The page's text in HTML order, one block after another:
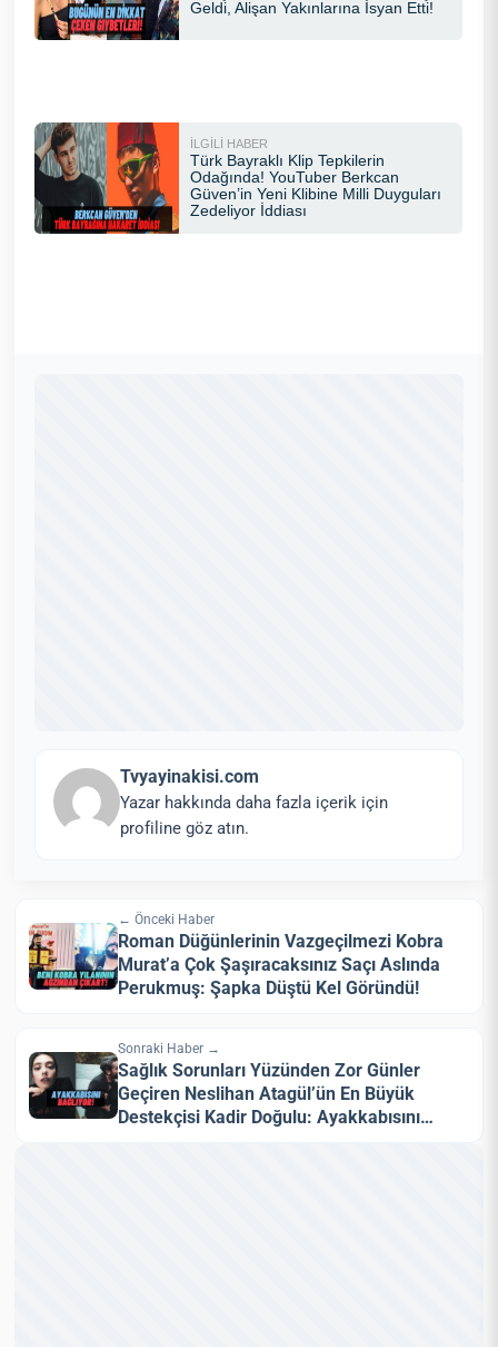
Tvyayinakisi.com
Yazar hakkında daha fazla içerik için
profiline göz atın.
← Önceki Haber
Roman Düğünlerinin Vazgeçilmezi Kobra
Murat’a Çok Şaşıracaksınız Saçı Aslında
Perukmuş: Şapka Düştü Kel Göründü!
Sonraki Haber →
Sağlık Sorunları Yüzünden Zor Günler
Geçiren Neslihan Atagül’ün En Büyük
Destekçisi Kadir Doğulu: Ayakkabısını…